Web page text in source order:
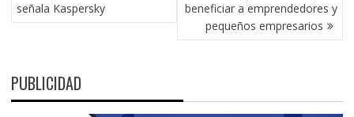
señala Kaspersky
beneficiar a emprendedores y
pequeños empresarios
PUBLICIDAD